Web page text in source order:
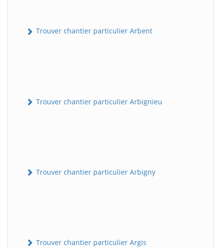
Trouver chantier particulier Arbent
Trouver chantier particulier Arbignieu
Trouver chantier particulier Arbigny
Trouver chantier particulier Argis